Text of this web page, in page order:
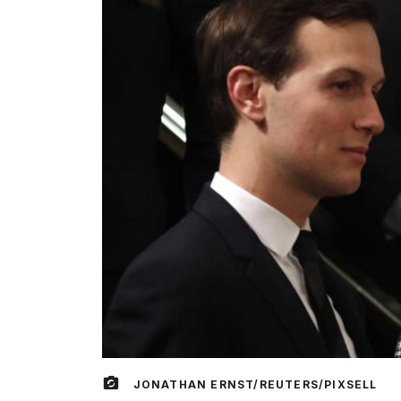
JONATHAN ERNST/REUTERS/PIXSELL